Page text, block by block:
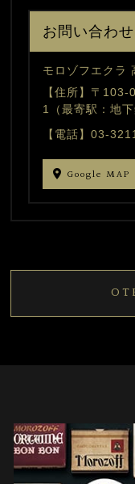
お問い合わせ
モロゾフエクラ
【住所】〒
1（最寄駅：地下
【電話】03-
Google MAP